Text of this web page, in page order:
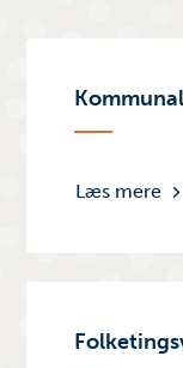
Læs mere